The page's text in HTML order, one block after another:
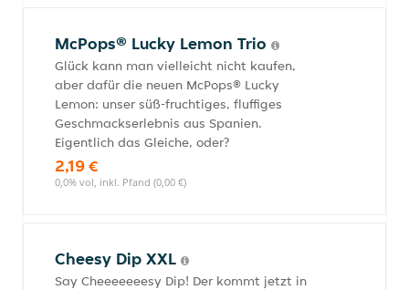
McPops® Lucky Lemon Trio
Glück kann man vielleicht nicht kaufen,
aber dafür die neuen McPops® Lucky
Lemon: unser süß-fruchtiges, fluffiges
Geschmackserlebnis aus Spanien.
Eigentlich das Gleiche, oder?
2,19 €
0,0% vol, inkl. Pfand (0,00 €)
Cheesy Dip XXL
Say Cheeeeeeesy Dip! Der kommt jetzt in